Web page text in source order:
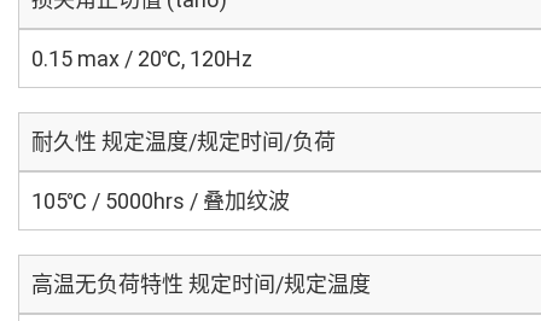
0.15 max / 20℃, 120Hz
耐久性 规定温度/规定时间/负荷
105℃ / 5000hrs / 叠加纹波
高温无负荷特性 规定时间/规定温度